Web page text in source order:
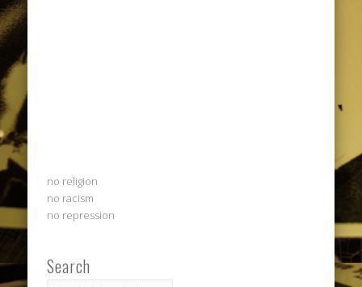
no religion
no racism
no repression
Search